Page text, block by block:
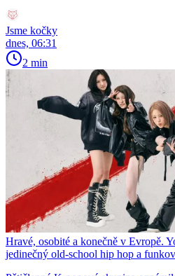
Jsme kočky
dnes, 06:31
2 min
Hravé, osobité a konečně v Evropě.
jedinečný old-school hip hop a